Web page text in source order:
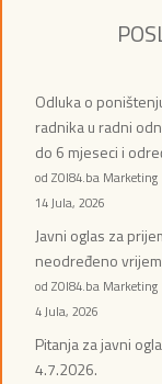
Odluka o
radnika u radni
do 6 mjeseci i
od ZOI84.ba Marketing
14 Jula, 2026
Javni oglas za
neodređeno
od ZOI84.ba Marketing
4 Jula, 2026
Pitanja za javni
4.7.2026.